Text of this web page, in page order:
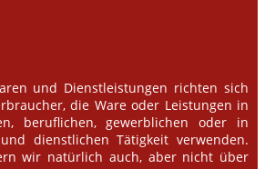
und Dienstleistungen richten sich
die Ware oder Leistungen in
beruflichen, gewerblichen oder in
dienstlichen Tätigkeit verwenden.
wir natürlich auch, aber nicht über